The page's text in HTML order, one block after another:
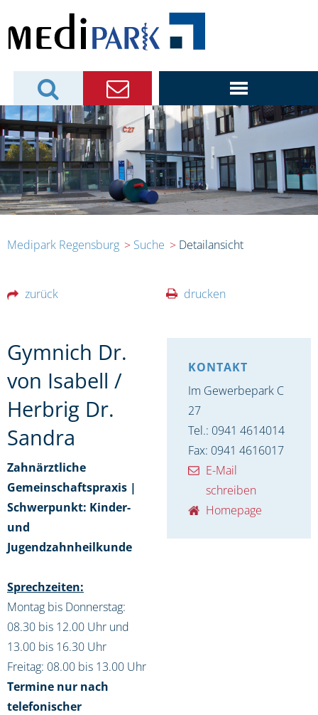
Medipark Regensburg Suche Detailansicht
zurück drucken
Gymnich Dr.
von Isabell /
Herbrig Dr.
Sandra
Zahnärztliche
Gemeinschaftspraxis |
Schwerpunkt: Kinder-
und
Jugendzahnheilkunde
Sprechzeiten:
Montag bis Donnerstag:
08.30 bis 12.00 Uhr und
13.00 bis 16.30 Uhr
Freitag: 08.00 bis 13.00 Uhr
Termine nur nach
telefonischer
KONTAKT
Im Gewerbepark C
27
Tel.: 0941 4614014
Fax: 0941 4616017
E-Mail
schreiben
Homepage